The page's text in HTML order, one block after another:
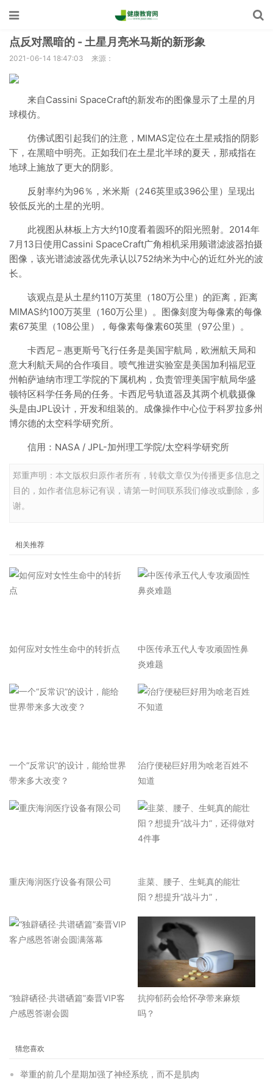
点反对黑暗的 - 土星月亮米马斯的新形象
2021-06-14 18:47:03 来源：
来自Cassini SpaceCraft的新发布的图像显示了土星的月
球模仿。
仿佛试图引起我们的注意，MIMAS定位在土星戒指的阴影
下，在黑暗中明亮。正如我们在土星北半球的夏天，那戒指在
地球上施放了更大的阴影。
反射率约为96％，米米斯（246英里或396公里）呈现出
较低反光的土星的光明。
此视图从林板上方大约10度看着圆环的阳光照射。2014年
7月13日使用Cassini SpaceCraft广角相机采用频谱滤波器拍摄
图像，该光谱滤波器优先承认以752纳米为中心的近红外光的波
长。
该观点是从土星约110万英里（180万公里）的距离，距离
MIMAS约100万英里（160万公里）。图像刻度为每像素的每像
素67英里（108公里），每像素每像素60英里（97公里）。
卡西尼－惠更斯号飞行任务是美国宇航局，欧洲航天局和
意大利航天局的合作项目。喷气推进实验室是美国加利福尼亚
州帕萨迪纳市理工学院的下属机构，负责管理美国宇航局华盛
顿特区科学任务局的任务。卡西尼号轨道器及其两个机载摄像
头是由JPL设计，开发和组装的。成像操作中心位于科罗拉多州
博尔德的太空科学研究所。
信用：NASA / JPL-加州理工学院/太空科学研究所
郑重声明：本文版权归原作者所有，转载文章仅为传播更多信息之
目的，如作者信息标记有误，请第一时间联系我们修改或删除，多
谢。
相关推荐
如何应对女性生命中的转折点
中医传承五代人专攻顽固性鼻
炎难题
一个“反常识”的设计，能给世界
带来多大改变？
治疗便秘巨好用为啥老百姓不
知道
重庆海润医疗设备有限公司
韭菜、腰子、生蚝真的能壮
阳？想提升“战斗力”，
“独辟硒径·共谱硒篇”秦晋VIP客
户感恩答谢会圆
抗抑郁药会给怀孕带来麻烦
吗？
猜您喜欢
举重的前几个星期加强了神经系统，而不是肌肉